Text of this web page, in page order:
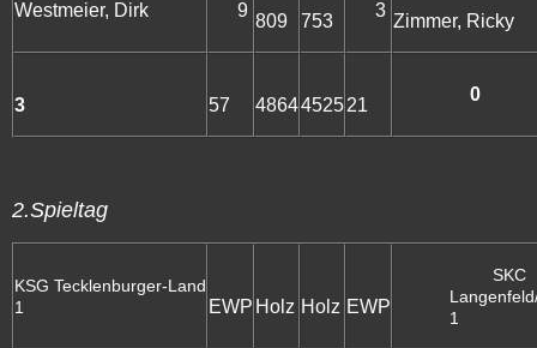
Westmeier, Dirk 9
809 753
3
Zimmer, Ricky
3 57 4864452521
0
2.Spieltag
KSG Tecklenburger-Land
1
EWP Holz Holz EWP
SKC
1